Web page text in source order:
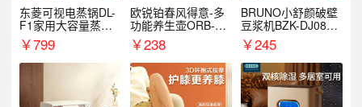
东菱可视电蒸锅DL-
F1家用大容量蒸炖
锅
￥799
欧锐铂春风得意-多
功能养生壶ORB-19
87
￥238
BRUNO小舒颜破壁
豆浆机BZK-DJ08S0
1￥245